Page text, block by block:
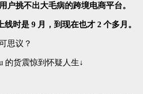
户挑不出大毛病的跨境电商平台。
时是 9 月，到现在也才 2 个多月。
思议？
的货震惊到怀疑人生↓